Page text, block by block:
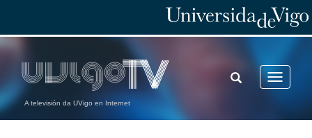
A televisión da UVigo en Internet
Toggle
TOGGLE
SEARCH